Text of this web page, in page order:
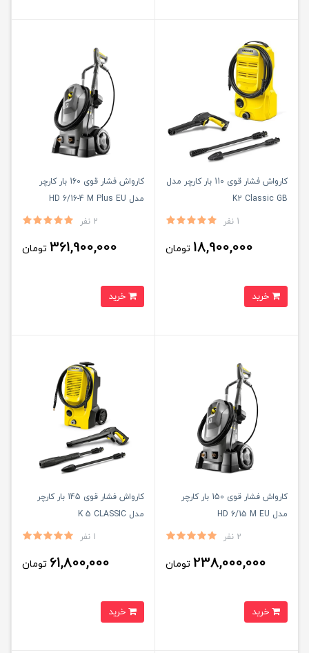
کارواش فشار قوی 110 بار کارچر مدل
K2 Classic GB
1 نفر
18,900,000 تومان
کارواش فشار قوی 160 بار کارچر
مدل HD 6/16-4 M Plus EU
2 نفر
361,900,000 تومان
کارواش فشار قوی 150 بار کارچر
مدل HD 6/15 M EU
2 نفر
238,000,000 تومان
کارواش فشار قوی 145 بار کارچر
مدل K 5 CLASSIC
1 نفر
61,800,000 تومان